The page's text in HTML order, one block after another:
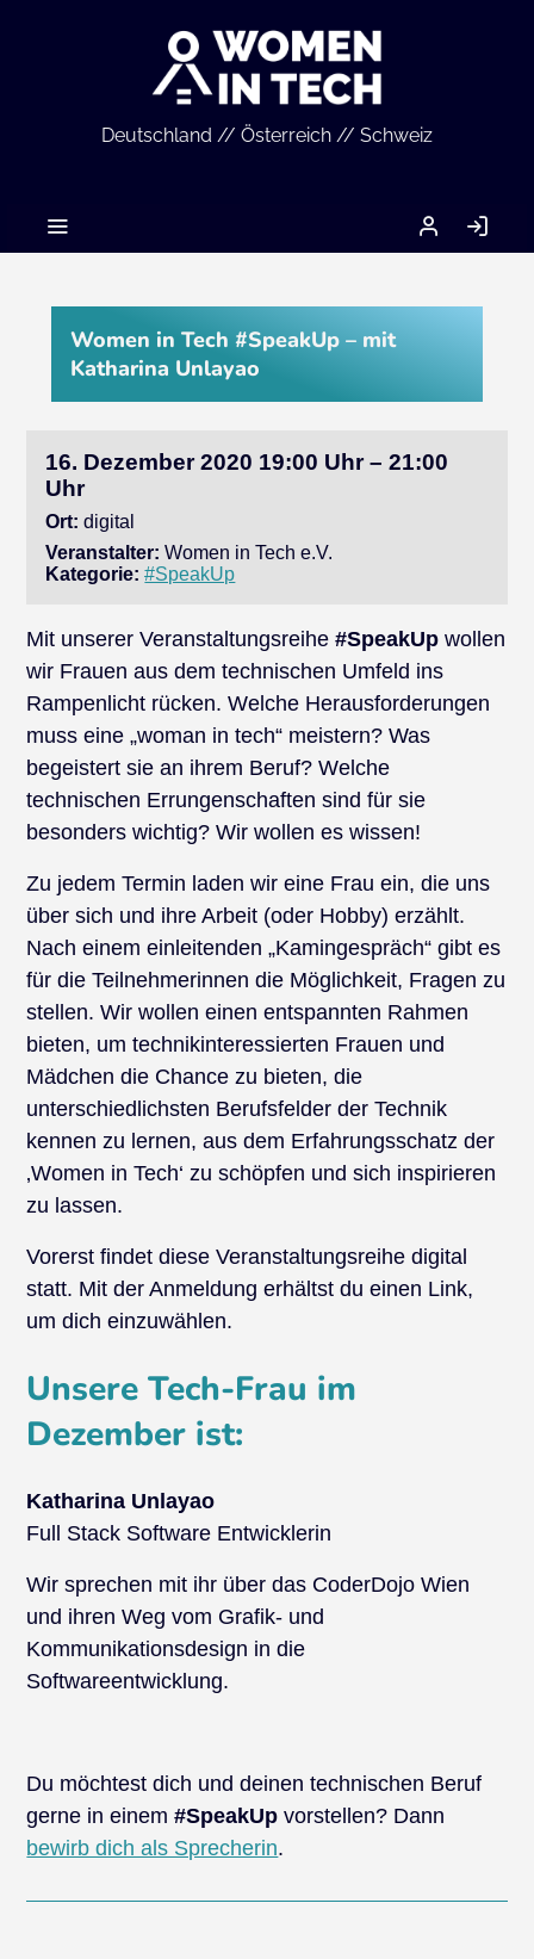
Deutschland // Österreich // Schweiz
MEIN
ACCOUNT
Women in Tech #SpeakUp – mit
Katharina Unlayao
16. Dezember 2020 19:00 Uhr – 21:00
Uhr
Ort: digital
Veranstalter: Women in Tech e.V.
Kategorie: #SpeakUp
Mit unserer Veranstaltungsreihe#SpeakUp wollen
wir Frauen aus dem technischen Umfeld ins
Rampenlicht rücken. Welche Herausforderungen
muss eine „woman in tech“ meistern? Was
begeistert sie an ihrem Beruf? Welche
technischen Errungenschaften sind für sie
besonders wichtig? Wir wollen es wissen!
Zu jedem Termin laden wir eine Frau ein, die uns
über sich und ihre Arbeit (oder Hobby) erzählt.
Nach einem einleitenden „Kamingespräch“ gibt es
für die Teilnehmerinnen die Möglichkeit, Fragen zu
stellen. Wir wollen einen entspannten Rahmen
bieten, um technikinteressierten Frauen und
Mädchen die Chance zu bieten, die
unterschiedlichsten Berufsfelder der Technik
kennen zu lernen, aus dem Erfahrungsschatz der
‚Women in Tech‘ zu schöpfen und sich inspirieren
zu lassen.
Vorerst findet diese Veranstaltungsreihe digital
statt. Mit der Anmeldung erhältst du einen Link,
um dich einzuwählen.
Unsere Tech-Frau im
Dezember ist:
Katharina Unlayao
Full Stack Software Entwicklerin
Wir sprechen mit ihr über das CoderDojo Wien
und ihren Weg vom Grafik- und
Kommunikationsdesign in die
Softwareentwicklung.
Du möchtest dich und deinen technischen Beruf
gerne in einem#SpeakUp vorstellen? Dann
bewirb dich als Sprecherin.